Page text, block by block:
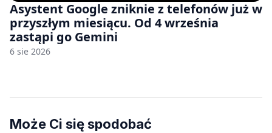
Asystent Google zniknie z telefonów już w
przyszłym miesiącu. Od 4 września
zastąpi go Gemini
6 sie 2026
Może Ci się spodobać